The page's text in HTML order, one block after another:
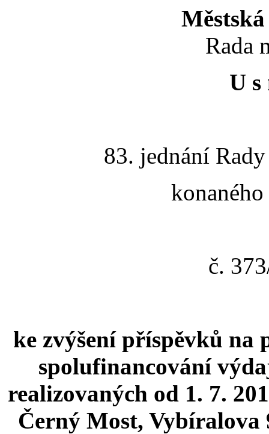
Rada
U s
83. jednání
č.
ke zvýšení příspěvků na
spolufinancování
realizovaných od 1. 7.
Černý Most, Vybíralova